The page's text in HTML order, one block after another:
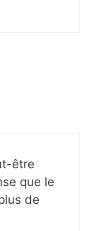
être
que le
de